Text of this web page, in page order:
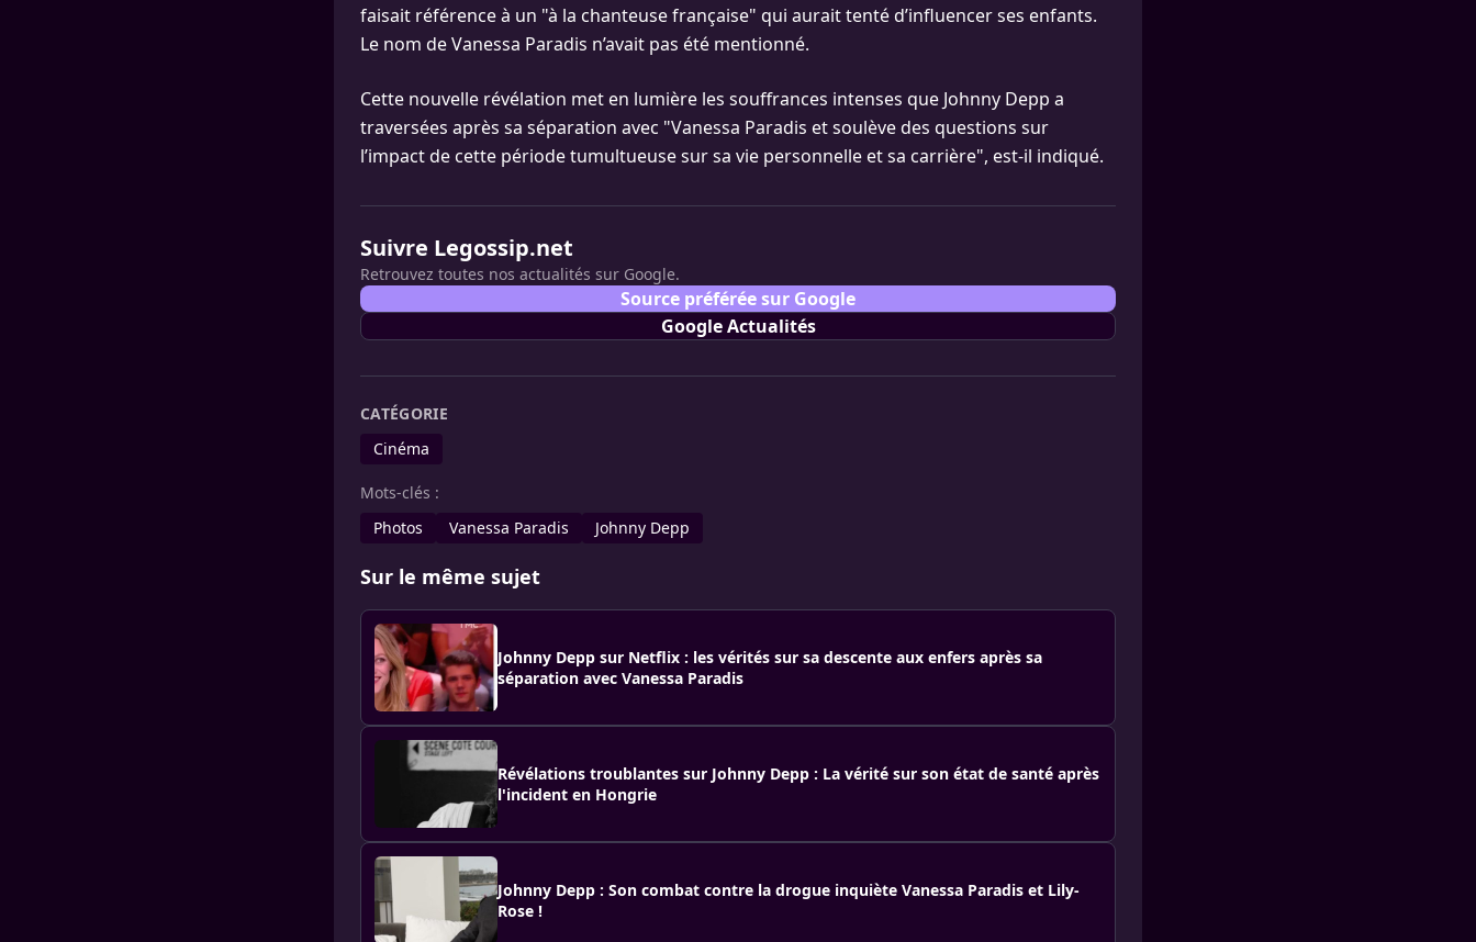
faisait référence à un "à la chanteuse française" qui aurait tenté d’influencer ses enfants.
Le nom de Vanessa Paradis n’avait pas été mentionné.
Cette nouvelle révélation met en lumière les souffrances intenses que Johnny Depp a
traversées après sa séparation avec "Vanessa Paradis et soulève des questions sur
l’impact de cette période tumultueuse sur sa vie personnelle et sa carrière", est-il indiqué.
Suivre Legossip.net
Retrouvez toutes nos actualités sur Google.
Source préférée sur Google
Google Actualités
CATÉGORIE
Cinéma
Mots-clés :
Photos
Vanessa Paradis Johnny Depp
Sur le même sujet
Johnny Depp sur Netflix : les vérités sur sa descente aux enfers après sa
séparation avec Vanessa Paradis
Révélations troublantes sur Johnny Depp : La vérité sur son état de santé après
l'incident en Hongrie
Johnny Depp : Son combat contre la drogue inquiète Vanessa Paradis et Lily-
Rose !